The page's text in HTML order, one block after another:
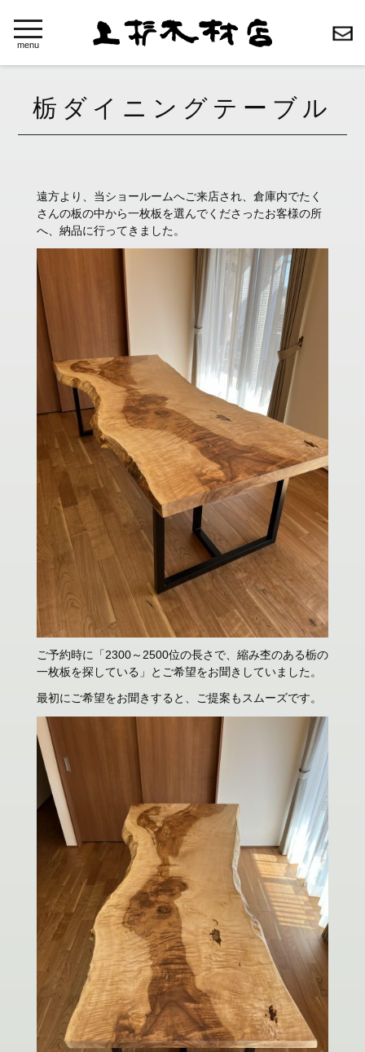
toggle
navigation
menu
栃ダイニングテーブル
遠方より、当ショールームへご来店され、倉庫内でたく
さんの板の中から一枚板を選んでくださったお客様の所
へ、納品に行ってきました。
ご予約時に「2300～2500位の長さで、縮み杢のある栃の
一枚板を探している」とご希望をお聞きしていました。
最初にご希望をお聞きすると、ご提案もスムーズです。